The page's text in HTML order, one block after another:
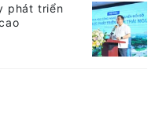
phát triển